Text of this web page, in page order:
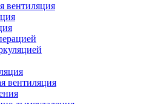
вентиляция
вентиляция